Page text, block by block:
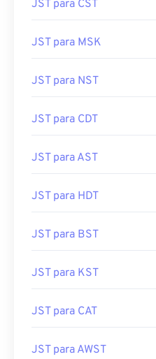
JST para CST
JST para MSK
JST para NST
JST para CDT
JST para AST
JST para HDT
JST para BST
JST para KST
JST para CAT
JST para AWST